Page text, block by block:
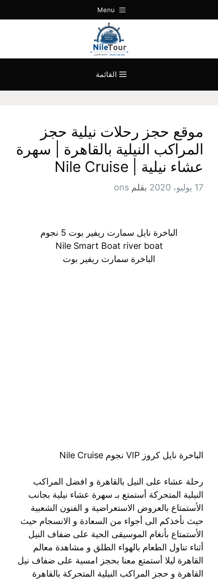
إلى
Menu
القائمة
موقع حجز رحلات نيلية حجز
المراكب النيلية بالقاهرة | سهرة
عشاء نيلية | Nile Cruise
17 يوليو، 2020 بقلم ons
الباخرة نايل سمارت ريفير بوت 5 نجوم
Nile Smart Boat river boat
الباخرة سمارت ريفير بوت
الباخرة نايل كروز VIP نجوم Nile Cruise
رحلة عشاء على النيل بالقاهرة و افضل المراكب
النيلية المتحركة أستمتع بـ سهرة عشاء نيلية بجانب
الأستمتاع بالعروض الاستعراضية و الفنون الشعبية
حيث نأخذكم الى أجواء من السعادة و الانسجام حيث
الأستمتاع بأنغام الموسيقى الحية على ضفاف النيل
أثناء تناول الطعام بالهواء الطلق و مشاهدة معالم
القاهرة ليلا أستمتع معنا بحجز امسية على ضفاف نيل
القاهرة و حجز المراكب النيلية المتحركة بالقاهرة